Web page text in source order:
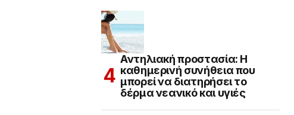
Αντηλιακή προστασία: Η
καθημερινή συνήθεια που
μπορεί να διατηρήσει το
δέρμα νεανικό και υγιές